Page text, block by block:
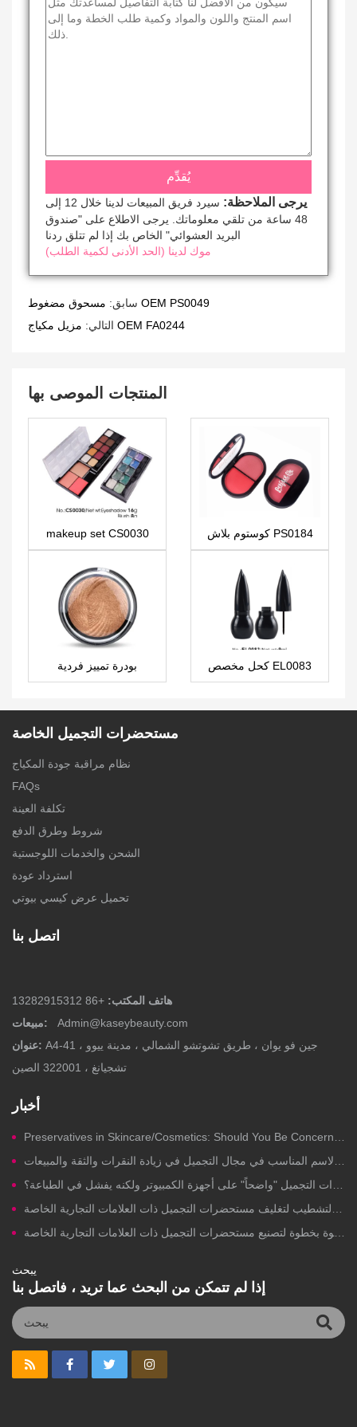
يرجى الملاحظة:
سيرد فريق المبيعات لدينا خلال 12 إلى
48 ساعة من تلقي معلوماتك. يرجى الاطلاع على "صندوق
البريد العشوائي" الخاص بك إذا لم تتلق ردنا
موك لدينا (الحد الأدنى لكمية الطلب)
سابق: مسحوق مضغوط OEM PS0049
التالي: مزيل مكياج OEM FA0244
المنتجات الموصى بها
makeup set CS0030 كوستوم بلاش PS0184
بودرة تمييز فردية
FA0300
كحل مخصص EL0083
مستحضرات التجميل الخاصة
نظام مراقبة جودة المكياج
FAQs
تكلفة العينة
شروط وطرق الدفع
الشحن والخدمات اللوجستية
استرداد عودة
تحميل عرض كيسي بيوتي
اتصل بنا
هاتف المكتب: +86 13282915312
مبيعات:
Admin@kaseybeauty.com
عنوان: A4-41 جين فو يوان ، طريق تشوتشو الشمالي ، مدينة ييوو ،
تشجيانغ ، 322001 الصين
أخبار
Preservatives in Skincare/Cosmetics: Should You Be Concerned?
قوة تسمية المنتجات: كيف يُسهم الاسم المناسب في مجال التجميل في زيادة النقرات والثقة والمبيعات
لماذا يبدو تصميم علبة مستحضرات التجميل "واضحاً" على أجهزة الكمبيوتر ولكنه يفشل في الطباعة؟
جودة يمكنك الوثوق بها: تدقيق مصنع خطوة بخطوة لتصنيع مستحضرات التجميل ذات العلامات التجارية الخاصة
يبحث
إذا لم تتمكن من البحث عما تريد ، فاتصل بنا